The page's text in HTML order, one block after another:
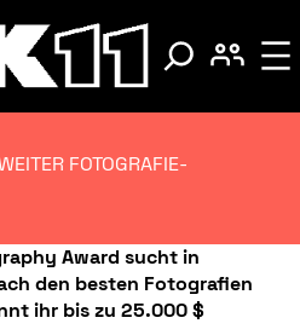
FOTOGRAFIE-
Award sucht in
den besten Fotografien
ihr bis zu 25.000 $